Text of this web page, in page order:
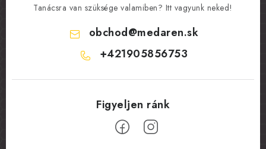
Tanácsra van szüksége valamiben? Itt vagyunk neked!
obchod@medaren.sk
+421905856753